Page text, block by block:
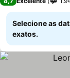
Selecione as
exatos.